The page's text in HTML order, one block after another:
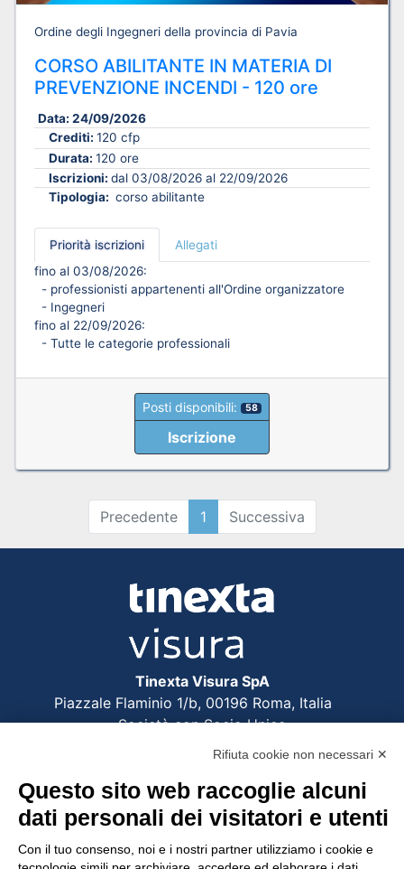
Ordine degli Ingegneri della provincia di Pavia
CORSO ABILITANTE IN MATERIA DI
PREVENZIONE INCENDI - 120 ore
Data: 24/09/2026
Crediti: 120 cfp
Durata: 120 ore
Iscrizioni: dal 03/08/2026 al 22/09/2026
Tipologia: corso abilitante
Priorità iscrizioni
Allegati
fino al 03/08/2026:
- professionisti appartenenti all'Ordine organizzatore
- Ingegneri
fino al 22/09/2026:
- Tutte le categorie professionali
Posti disponibili: 58
Iscrizione
Precedente 1 Successiva
Tinexta Visura SpA
Piazzale Flaminio 1/b, 00196 Roma, Italia
Società con Socio Unico
Società soggetta alla direzione e coordinamento
P.IVA 05338771008 REA n. 877679
UTILITÀ
Rifiuta cookie non necessari ✕
Questo sito web raccoglie alcuni
dati personali dei visitatori e utenti
Con il tuo consenso, noi e i nostri partner utilizziamo i cookie e